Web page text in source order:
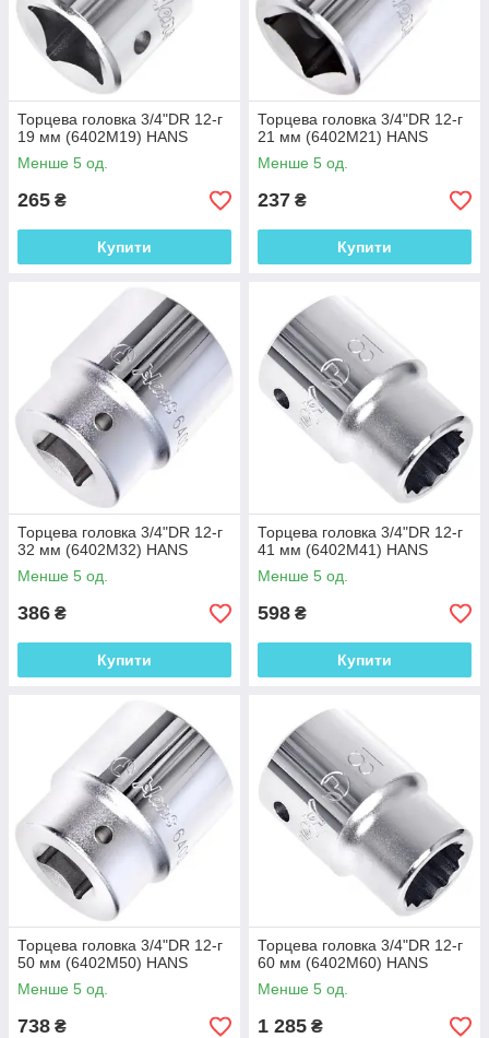
Торцева головка 3/4"DR 12-г
19 мм (6402M19) HANS
Менше 5 од.
265 ₴
Купити
Торцева головка 3/4"DR 12-г
21 мм (6402M21) HANS
Менше 5 од.
237 ₴
Купити
Торцева головка 3/4"DR 12-г
32 мм (6402M32) HANS
Менше 5 од.
386 ₴
Купити
Торцева головка 3/4"DR 12-г
41 мм (6402M41) HANS
Менше 5 од.
598 ₴
Купити
Торцева головка 3/4"DR 12-г
50 мм (6402M50) HANS
Менше 5 од.
738 ₴
Торцева головка 3/4"DR 12-г
60 мм (6402M60) HANS
Менше 5 од.
1 285 ₴